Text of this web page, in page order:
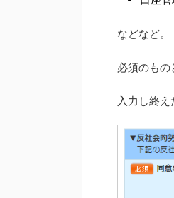
などなど。
必須のもの
入力し終え